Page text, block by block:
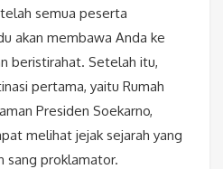
semua peserta
akan membawa Anda ke
beristirahat. Setelah itu,
pertama, yaitu Rumah
Presiden Soekarno,
melihat jejak sejarah yang
sang proklamator.